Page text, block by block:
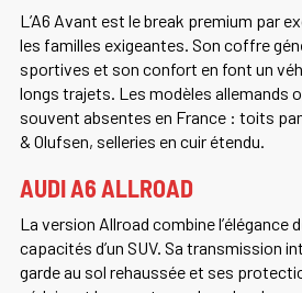
L’A6 Avant est le break premium par
les familles exigeantes. Son coffre
sportives et son confort en font un
longs trajets. Les modèles allemands
souvent absentes en France : toits
& Olufsen, selleries en cuir étendu.
AUDI A6 ALLROAD
La version Allroad combine l’élégance
capacités d’un SUV. Sa transmission
garde au sol rehaussée et ses